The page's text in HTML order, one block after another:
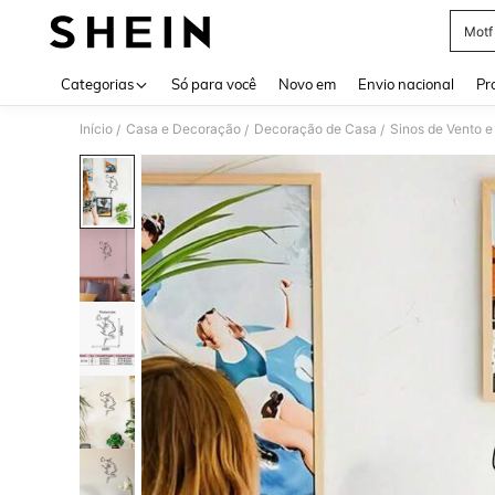
Motf
Categorias Só para você Novo em Envio nacional
Início / Casa e Decoração / Decoração de Casa / Sinos de Vento